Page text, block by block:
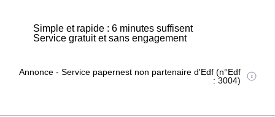
Simple et rapide : 6 minutes suffisent
Service gratuit et sans engagement
Annonce - Service papernest non partenaire d'Edf (n°Edf
: 3004)